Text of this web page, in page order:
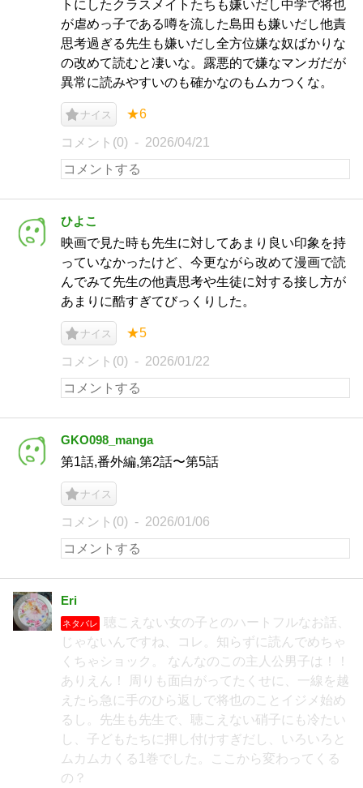
トにしたクラスメイトたちも嫌いだし中学で将也
が虐めっ子である噂を流した島田も嫌いだし他責
思考過ぎる先生も嫌いだし全方位嫌な奴ばかりな
の改めて読むと凄いな。露悪的で嫌なマンガだが
異常に読みやすいのも確かなのもムカつくな。
ナイス ★6
コメント(0) 2026/04/21
ひよこ
映画で見た時も先生に対してあまり良い印象を持
っていなかったけど、今更ながら改めて漫画で読
んでみて先生の他責思考や生徒に対する接し方が
あまりに酷すぎてびっくりした。
ナイス ★5
コメント(0) 2026/01/22
GKO098_manga
第1話,番外編,第2話〜第5話
ナイス
コメント(0) 2026/01/06
Eri
ネタバレ
聴こえない女の子とのハートフルなお話、
じゃないんですね、コレ。知らずに読んでめちゃ
くちゃショック。 なんなのこの主人公男子は！！
ありえん！ 周りも面白がってたくせに、一線を越
えたら急に手のひら返しで将也のことイジメ始め
るし。先生も先生で、聴こえない硝子にも冷たい
し、子どもたちに押し付けすぎだし、いろいろと
ムカムカくる1巻でした。ここから変わってくる
の？